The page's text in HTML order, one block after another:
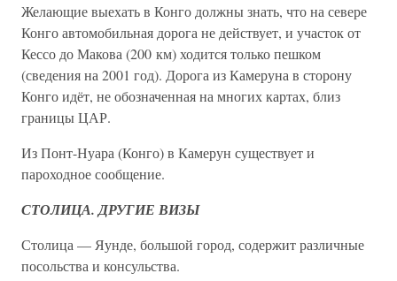
Желающие выехать в Конго должны знать, что на севере
Конго автомобильная дорога не действует, и участок от
Кессо до Макова (200 км) ходится только пешком
(сведения на 2001 год). Дорога из Камеруна в сторону
Конго идёт, не обозначенная на многих картах, близ
границы ЦАР.
Из Понт-Нуара (Конго) в Камерун существует и
пароходное сообщение.
СТОЛИЦА. ДРУГИЕ ВИЗЫ
Столица — Яунде, большой город, содержит различные
посольства и консульства.